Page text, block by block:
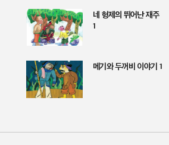
네 형제의 뛰어난 재주
1
메기와 두꺼비 이야기 1